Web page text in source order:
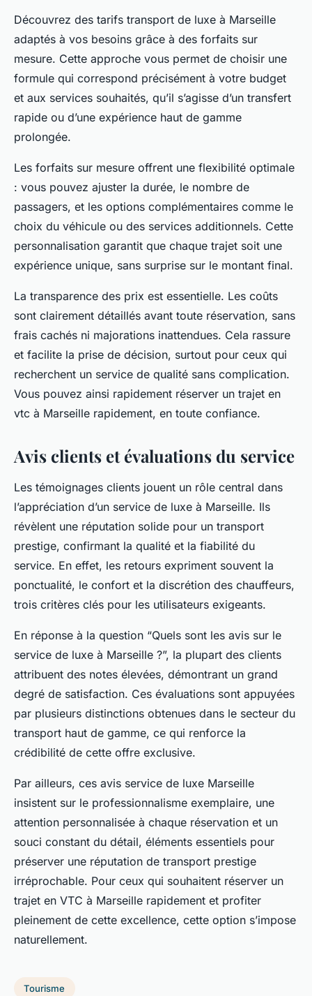
Découvrez des tarifs transport de luxe à Marseille
adaptés à vos besoins grâce à des forfaits sur
mesure. Cette approche vous permet de choisir une
formule qui correspond précisément à votre budget
et aux services souhaités, qu’il s’agisse d’un transfert
rapide ou d’une expérience haut de gamme
prolongée.
Les forfaits sur mesure offrent une flexibilité optimale
: vous pouvez ajuster la durée, le nombre de
passagers, et les options complémentaires comme le
choix du véhicule ou des services additionnels. Cette
personnalisation garantit que chaque trajet soit une
expérience unique, sans surprise sur le montant final.
La transparence des prix est essentielle. Les coûts
sont clairement détaillés avant toute réservation, sans
frais cachés ni majorations inattendues. Cela rassure
et facilite la prise de décision, surtout pour ceux qui
recherchent un service de qualité sans complication.
Vous pouvez ainsi rapidement réserver un trajet en
vtc à Marseille rapidement, en toute confiance.
Avis clients et évaluations du service
Les témoignages clients jouent un rôle central dans
l’appréciation d’un service de luxe à Marseille. Ils
révèlent une réputation solide pour un transport
prestige, confirmant la qualité et la fiabilité du
service. En effet, les retours expriment souvent la
ponctualité, le confort et la discrétion des chauffeurs,
trois critères clés pour les utilisateurs exigeants.
En réponse à la question “Quels sont les avis sur le
service de luxe à Marseille ?”, la plupart des clients
attribuent des notes élevées, démontrant un grand
degré de satisfaction. Ces évaluations sont appuyées
par plusieurs distinctions obtenues dans le secteur du
transport haut de gamme, ce qui renforce la
crédibilité de cette offre exclusive.
Par ailleurs, ces avis service de luxe Marseille
insistent sur le professionnalisme exemplaire, une
attention personnalisée à chaque réservation et un
souci constant du détail, éléments essentiels pour
préserver une réputation de transport prestige
irréprochable. Pour ceux qui souhaitent réserver un
trajet en VTC à Marseille rapidement et profiter
pleinement de cette excellence, cette option s’impose
naturellement.
Tourisme